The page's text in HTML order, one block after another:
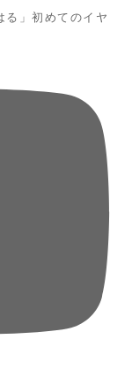
る」初めてのイヤ